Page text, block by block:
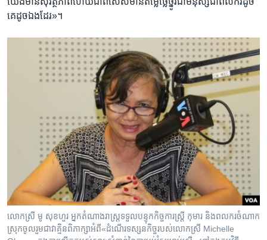
គេ​ដូច​ឯង​ដែរ‍»។​
លោកស្រី មូ សុខហួរ អ្នក​តំណាងរាស្រ្ត​ទទួល​បន្ទុក​កិច្ចការ​ស្រ្តី​ កុមារ និង​ពលករ​ចំណាក
ស្រុក​ចូល​រួម​ជា​វាគ្មិន​ពិភាក្សា​អំពី​«ដំណើរ​ទស្សនកិច្ច​របស់​លោកស្រី Michelle